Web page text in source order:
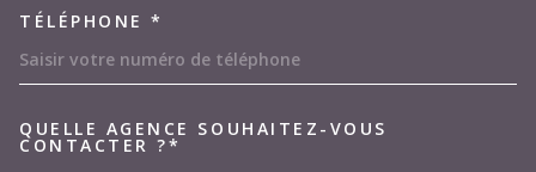
TÉLÉPHONE *
QUELLE AGENCE SOUHAITEZ-VOUS
CONTACTER ?*